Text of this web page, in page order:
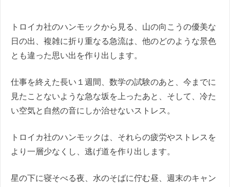
トロイカ社のハンモックから見る、山の向こうの優美な
日の出、複雑に折り重なる急流は、他のどのような景色
とも違った思い出を作り出します。
仕事を終えた長い１週間、数学の試験のあと、今までに
見たことないような急な坂を上ったあと、そして、冷た
い空気と自然の音にしか治せないストレス。
トロイカ社のハンモックは、それらの疲労やストレスを
より一層少なくし、逃げ道を作り出します。
星の下に寝そべる夜、水のそばに佇む昼、週末のキャン